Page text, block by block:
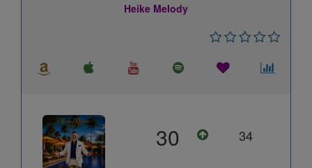
Heike Melody
30 34